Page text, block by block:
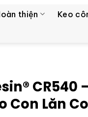
thiện Keo
CR540
Con Lăn